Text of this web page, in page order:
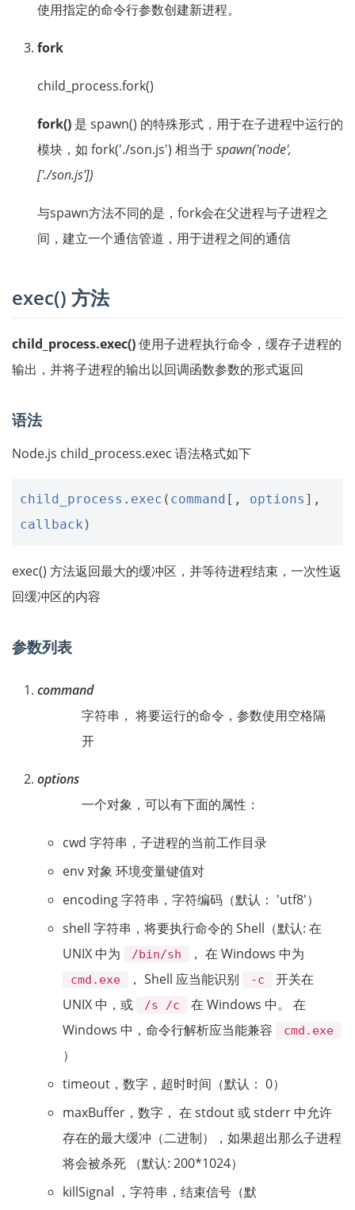
使用指定的命令行参数创建新进程。
fork
child_process.fork()
fork() 是 spawn() 的特殊形式，用于在子进程中运行的
模块，如 fork('./son.js') 相当于spawn('node',
['./son.js'])
与spawn方法不同的是，fork会在父进程与子进程之
间，建立一个通信管道，用于进程之间的通信
exec() 方法
child_process.exec()使用子进程执行命令，缓存子进程的
输出，并将子进程的输出以回调函数参数的形式返回
语法
Node.js child_process.exec 语法格式如下
child_process . exec ( command [, options ],
callback )
exec() 方法返回最大的缓冲区，并等待进程结束，一次性返
回缓冲区的内容
参数列表
command
字符串， 将要运行的命令，参数使用空格隔
开
options
一个对象，可以有下面的属性：
cwd 字符串，子进程的当前工作目录
env 对象 环境变量键值对
encoding 字符串，字符编码（默认： 'utf8'）
shell 字符串，将要执行命令的 Shell（默认: 在
UNIX 中为
/bin/sh ， 在 Windows 中为
cmd.exe ， Shell 应当能识别 -c
开关在
UNIX 中，或
/s /c
在 Windows 中。 在
Windows 中，命令行解析应当能兼容
cmd.exe
）
timeout，数字，超时时间（默认： 0）
maxBuffer，数字， 在 stdout 或 stderr 中允许
存在的最大缓冲（二进制），如果超出那么子进程
将会被杀死 （默认: 200*1024）
killSignal ，字符串，结束信号（默